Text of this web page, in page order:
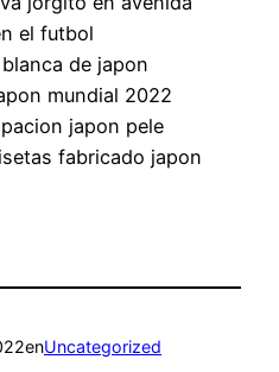
enUncategorized